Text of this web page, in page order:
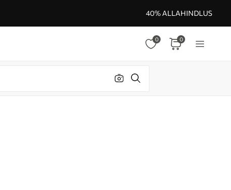
40% ALLAHINDLUS
0 0